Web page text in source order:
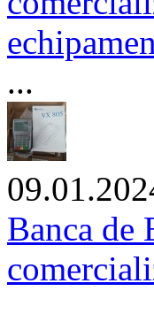
...
Banca de